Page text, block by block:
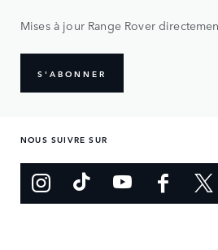
Mises à jour Range Rover
S'ABONNER
NOUS SUIVRE SUR